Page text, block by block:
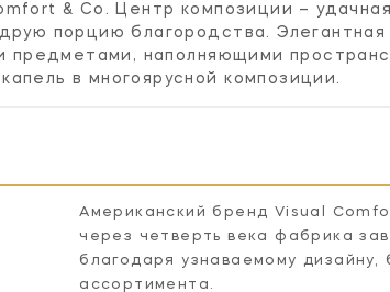
& Co. Центр композиции –
порцию благородства.
предметами, наполняющими
в многоярусной композиции.
Американский бренд Visual
через четверть века фабрика
благодаря узнаваемому
ассортимента.